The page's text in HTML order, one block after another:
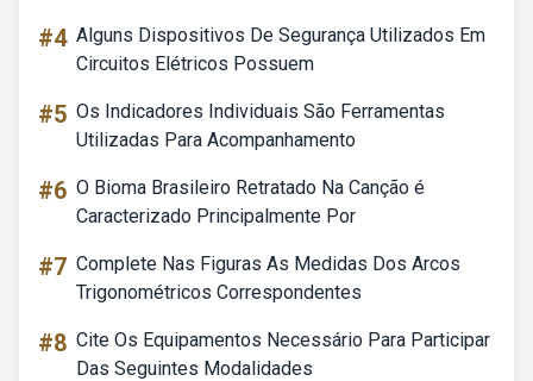
#4 Alguns Dispositivos De Segurança Utilizados Em
Circuitos Elétricos Possuem
#5 Os Indicadores Individuais São Ferramentas
Utilizadas Para Acompanhamento
#6 O Bioma Brasileiro Retratado Na Canção é
Caracterizado Principalmente Por
#7 Complete Nas Figuras As Medidas Dos Arcos
Trigonométricos Correspondentes
#8 Cite Os Equipamentos Necessário Para Participar
Das Seguintes Modalidades